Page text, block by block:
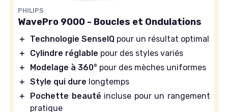
PHILIPS
WavePro 9000 - Boucles et Ondulations
＋ Technologie SenseIQ pour un résultat optimal
＋
Cylindre réglable pour des styles variés
＋
Modelage à 360° pour des mèches uniformes
＋ Style qui dure longtemps
＋
Pochette beauté incluse pour un rangement
pratique